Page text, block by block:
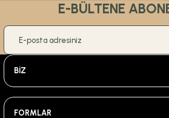
E-BÜLTENE
BİZ
FORMLAR